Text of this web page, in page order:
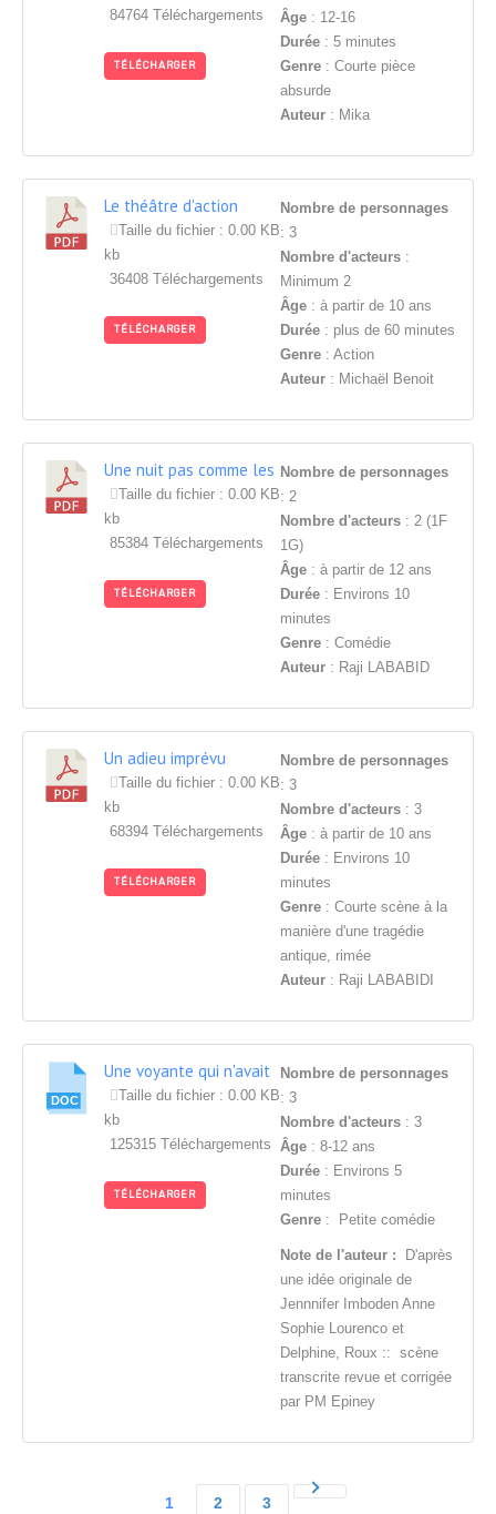
84764 Téléchargements
TÉLÉCHARGER
Âge : 12-16
Durée : 5 minutes
Genre : Courte pièce
absurde
Auteur : Mika
Le théâtre d'action
Taille du fichier : 0.00 KB
kb
36408 Téléchargements
TÉLÉCHARGER
Nombre de personnages
: 3
Nombre d'acteurs :
Minimum 2
Âge : à partir de 10 ans
Durée : plus de 60 minutes
Genre : Action
Auteur : Michaël Benoit
Une nuit pas comme les
autres
Taille du fichier : 0.00 KB
kb
85384 Téléchargements
TÉLÉCHARGER
Nombre de personnages
: 2
Nombre d'acteurs : 2 (1F
1G)
Âge : à partir de 12 ans
Durée : Environs 10
minutes
Genre : Comédie
Auteur : Raji LABABID
Un adieu imprévu
Taille du fichier : 0.00 KB
kb
68394 Téléchargements
TÉLÉCHARGER
Nombre de personnages
: 3
Nombre d'acteurs : 3
Âge : à partir de 10 ans
Durée : Environs 10
minutes
Genre : Courte scène à la
manière d'une tragédie
antique, rimée
Auteur : Raji LABABIDI
Une voyante qui n'avait
pas perdu la boule
Taille du fichier : 0.00 KB
kb
125315 Téléchargements
TÉLÉCHARGER
Nombre de personnages
: 3
Nombre d'acteurs : 3
Âge : 8-12 ans
Durée : Environs 5
minutes
Genre : Petite comédie
Note de l'auteur :
D'après
une idée originale de
Jennnifer Imboden Anne
Sophie Lourenco et
Delphine, Roux :: scène
transcrite revue et corrigée
par PM Epiney
1 2 3